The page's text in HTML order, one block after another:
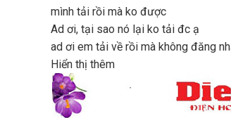
mình tải rồi mà ko được
Ad ơi, tại sao nó lại ko tải đc ạ
ad ơi em tải về rồi mà không đăng
Hiển thị thêm